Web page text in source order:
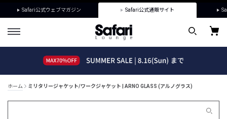
Safari公式ウェブマガジン Safari公式通販サイト
ホーム ミリタリージャケット/ワークジャケット | ARNO GLASS (アルノグラス)